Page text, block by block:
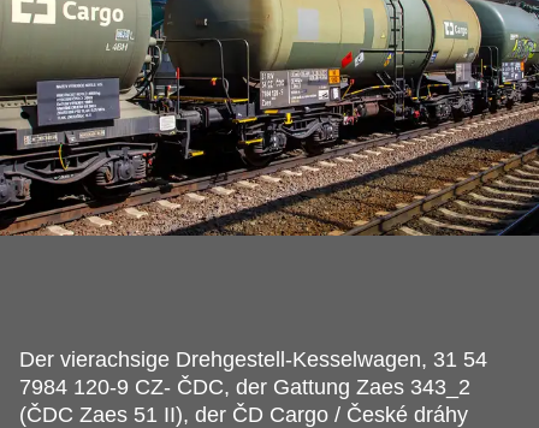
Der vierachsige Drehgestell-Kesselwagen, 31 54
7984 120-9 CZ- ČDC, der Gattung Zaes 343_2
(ČDC Zaes 51 II), der ČD Cargo / České dráhy